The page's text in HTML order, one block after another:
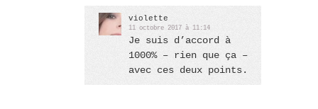
violette
11 octobre 2017 à 11:14
Je suis d’accord à
1000% – rien que ça –
avec ces deux points.